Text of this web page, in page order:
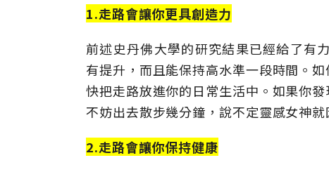
1.走路會讓你更具創造力
前述史丹佛大學的研究結果已經給了有
有提升，而且能保持高水準一段時間。
快把走路放進你的日常生活中。如果你
不妨出去散步幾分鐘，說不定靈感女神就
2.走路會讓你保持健康